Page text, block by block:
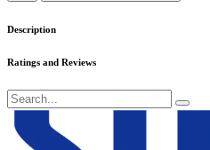
Description
Ratings and Reviews